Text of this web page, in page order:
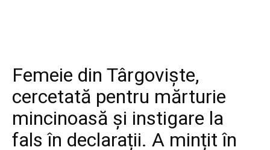
Femeie din Târgoviște,
cercetată pentru mărturie
mincinoasă și instigare la
fals în declarații. A mințit în